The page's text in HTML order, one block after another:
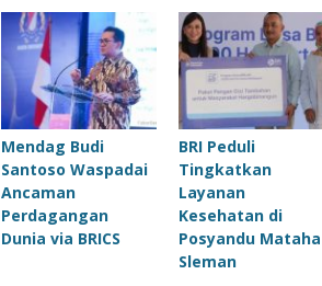
Mendag Budi
Santoso Waspadai
Ancaman
Perdagangan
Dunia via BRICS
BRI Peduli
Tingkatkan
Layanan
Kesehatan di
Posyandu
Sleman